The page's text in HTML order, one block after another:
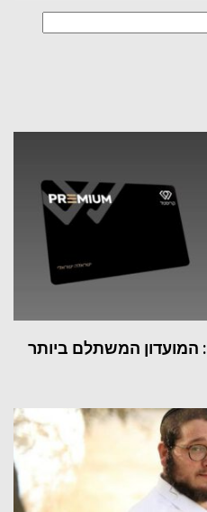
המועדון המשתלם ביותר